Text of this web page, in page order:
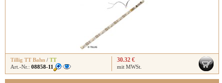
Tillig TT Bahn / TT
Art.-Nr.: 08858-11
30.32 €
mit MWSt.